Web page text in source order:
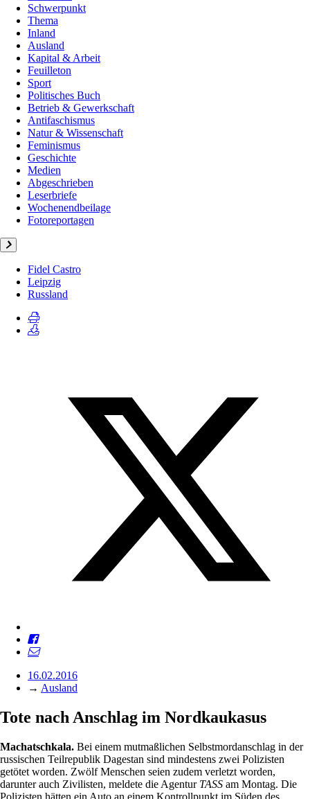
Schwerpunkt
Thema
Inland
Ausland
Kapital & Arbeit
Feuilleton
Sport
Politisches Buch
Betrieb & Gewerkschaft
Antifaschismus
Natur & Wissenschaft
Feminismus
Geschichte
Medien
Abgeschrieben
Leserbriefe
Wochenendbeilage
Fotoreportagen
Fidel Castro
Leipzig
Russland
16.02.2016
→ Ausland
Tote nach Anschlag im Nordkaukasus
Machatschkala. Bei einem mutmaßlichen Selbstmordanschlag in der
russischen Teilrepublik Dagestan sind mindestens zwei Polizisten
getötet worden. Zwölf Menschen seien zudem verletzt worden,
darunter auch Zivilisten, meldete die Agentur TASS am Montag. Die
Polizisten hätten ein Auto an einem Kontrollpunkt im Süden des